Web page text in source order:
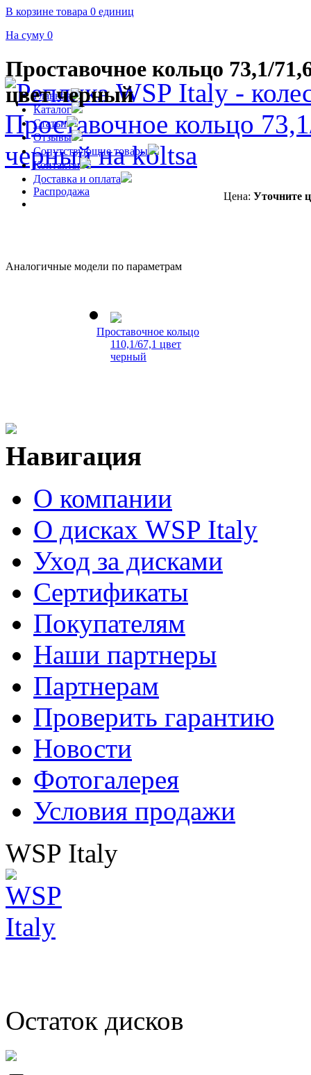
Главная
Каталог
Статьи
Отзывы
Сопутствующие товары
Контакты
Доставка и оплата
Распродажа
В корзине товара 0 единиц
На суму 0
Проставочное кольцо 73,1/
цвет черный
Цена: Уточните
Аналогичные модели по параметрам
Проставочное кольцо
110,1/67,1 цвет
черный
Проставочное кольцо
Проставочное кольцо
108,1/67,1 цвет
черный
Проставочное кольцо
черный
Навигация
О компании
О дисках WSP Italy
Уход за дисками
Сертификаты
Покупателям
Наши партнеры
Партнерам
Проверить гарантию
Новости
Фотогалерея
Условия продажи
WSP Italy
Остаток дисков